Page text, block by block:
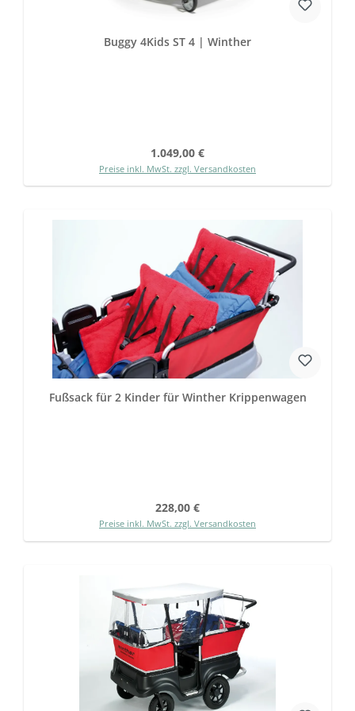
Buggy 4Kids ST 4 | Winther
Regulärer Preis:
1.049,00 €
Preise inkl. MwSt. zzgl. Versandkosten
Fußsack für 2 Kinder für Winther Krippenwagen
Regulärer Preis:
228,00 €
Preise inkl. MwSt. zzgl. Versandkosten